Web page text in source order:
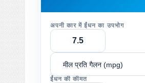
अपनी कार में ईंधन का उपभोग
मील प्रति गैलन (mpg)
ईंधन की कीमत